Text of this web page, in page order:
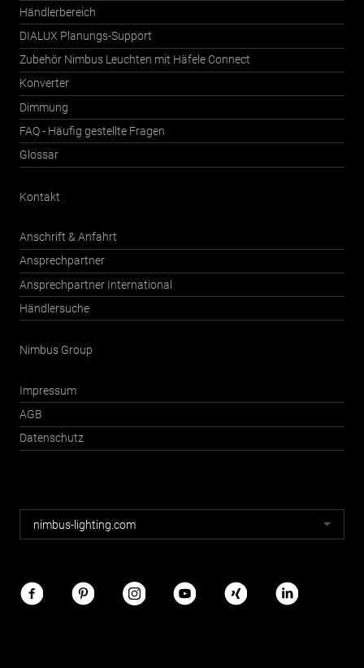
Händlerbereich
DIALUX Planungs-Support
Zubehör Nimbus Leuchten mit Häfele Connect
Konverter
Dimmung
FAQ - Häufig gestellte Fragen
Glossar
Kontakt
Anschrift & Anfahrt
Ansprechpartner
Ansprechpartner International
Händlersuche
Nimbus Group
Impressum
AGB
Datenschutz
Nimbus
Webseiten
nimbus-lighting.com
Nimbus
im